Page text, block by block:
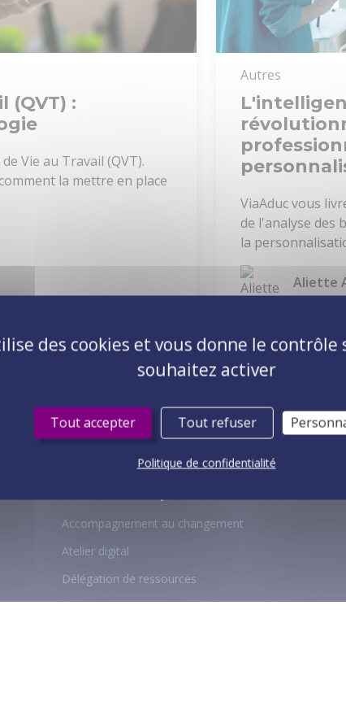
(QVT) :
Vie au Travail (QVT).
la mettre en place
Autres
ViaAduc vous
de l'analyse des
la
Aliette
15 mars
4 5 6 7
Accompagnement au changement
Atelier digital
Délégation de ressources
des cookies et vous donne le contrôle
souhaitez activer
Tout accepter Tout refuser
Politique de confidentialité